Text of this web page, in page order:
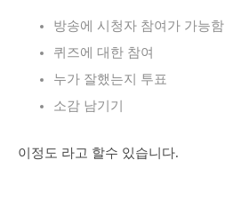
방송에 시청자 참여가 가능함
퀴즈에 대한 참여
누가 잘했는지 투표
소감 남기기
이정도 라고 할수 있습니다.